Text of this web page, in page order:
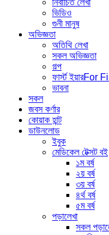
নির্বাচিত লেখা
ভিডিও
গুনী মানুষ
অভিজ্ঞতা
অতিথি লেখা
সকল অভিজ্ঞতা
গল্প
ফার্স্ট ইয়ারFor
ভাবনা
সকল
জবস কর্ণার
কোয়াক হান্ট
ডাউনলোড
ইবুক
মেডিকেল টেক্সট বই
১ম বর্ষ
২য় বর্ষ
৩য় বর্ষ
৪র্থ বর্ষ
৫ম বর্ষ
পড়ালেখা
সকল